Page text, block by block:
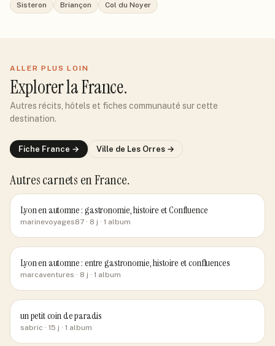
Sisteron
Briançon Col du Noyer
ALLER PLUS LOIN
Explorerla France.
Autres récits, hôtels et fiches communauté sur cette
destination.
Fiche France → Ville de Les Orres →
Autres carnets en France.
Lyon en automne : gastronomie, histoire et Confluence
marinevoyages87 · 8 j · 1 album
Lyon en automne : entre gastronomie, histoire et confluences
marcaventures · 8 j · 1 album
un petit coin de paradis
sabric · 15 j · 1 album